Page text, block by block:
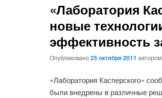
«Лаборатория
новые
эффективность
Опубликовано25 октября 2011
«Лаборатория Касперского»
были внедрены в различные